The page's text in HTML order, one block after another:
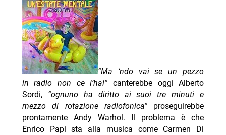
“Ma ‘ndo vai se un pezzo
in radio non ce l’hai” canterebbe oggi Alberto
Sordi, “ognuno ha diritto ai suoi tre minuti e
mezzo di rotazione radiofonica”proseguirebbe
prontamente Andy Warhol. Il problema è che
Enrico Papi sta alla musica come Carmen Di